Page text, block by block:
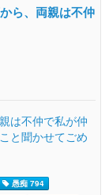
ら、両親は不仲
は不仲で私が仲
と聞かせてごめ
愚痴 794